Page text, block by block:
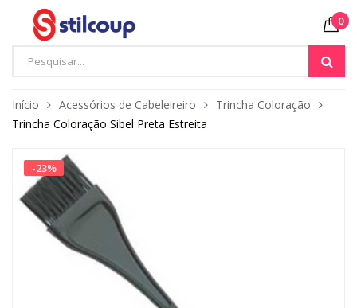
0
Início Acessórios de Cabeleireiro
Trincha Coloração
Trincha Coloração Sibel Preta Estreita
-23%